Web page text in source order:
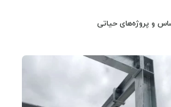
و پروژه‌های حیاتی